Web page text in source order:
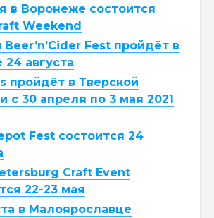
в Воронеже состоится
Weekend
Fest пройдёт в
24 августа
пройдёт в Тверской
с 30 апреля по 3 мая 2021
Fest состоится 24
Craft Event
22-23 мая
в Малоярославце